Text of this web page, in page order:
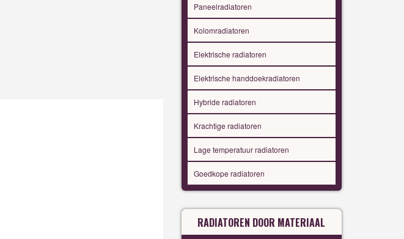
Paneelradiatoren
Kolomradiatoren
Elektrische radiatoren
Elektrische handdoekradiatoren
Hybride radiatoren
Krachtige radiatoren
Lage temperatuur radiatoren
Goedkope radiatoren
RADIATOREN DOOR MATERIAAL